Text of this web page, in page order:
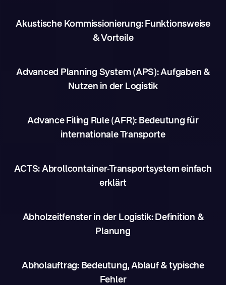
Akustische Kommissionierung: Funktionsweise
& Vorteile
Advanced Planning System (APS): Aufgaben &
Nutzen in der Logistik
Advance Filing Rule (AFR): Bedeutung für
internationale Transporte
ACTS: Abrollcontainer-Transportsystem einfach
erklärt
Abholzeitfenster in der Logistik: Definition &
Planung
Abholauftrag: Bedeutung, Ablauf & typische
Fehler